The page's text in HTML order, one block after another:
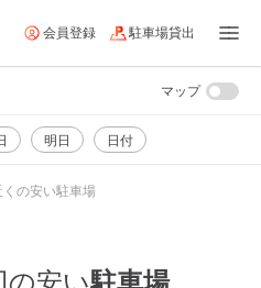
会員登録 駐車場貸出
明日 日付
マップ
の安い駐車場